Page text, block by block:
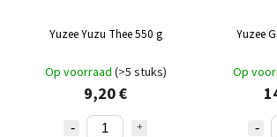
Yuzee Yuzu Thee 550 g
Op voorraad (>5 stuks)
9,20 €
Yuzee
Op